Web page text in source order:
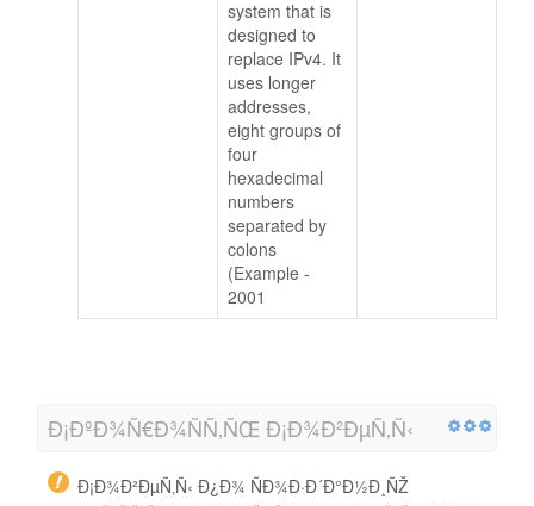
system that is
designed to
replace IPv4. It
uses longer
addresses,
eight groups of
four
hexadecimal
numbers
separated by
colons
(Example -
2001
Ð¡ÐºÐ¾Ñ€Ð¾ÑÑ‚ÑŒ Ð¡Ð¾Ð²ÐµÑ‚Ñ‹
Ð¡Ð¾Ð²ÐµÑ‚Ñ‹ Ð¿Ð¾ ÑÐ¾Ð·Ð´Ð°Ð½Ð¸ÑŽ